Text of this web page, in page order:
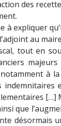
des
à expliquer
au
tout en
à
[…]
que
désormais